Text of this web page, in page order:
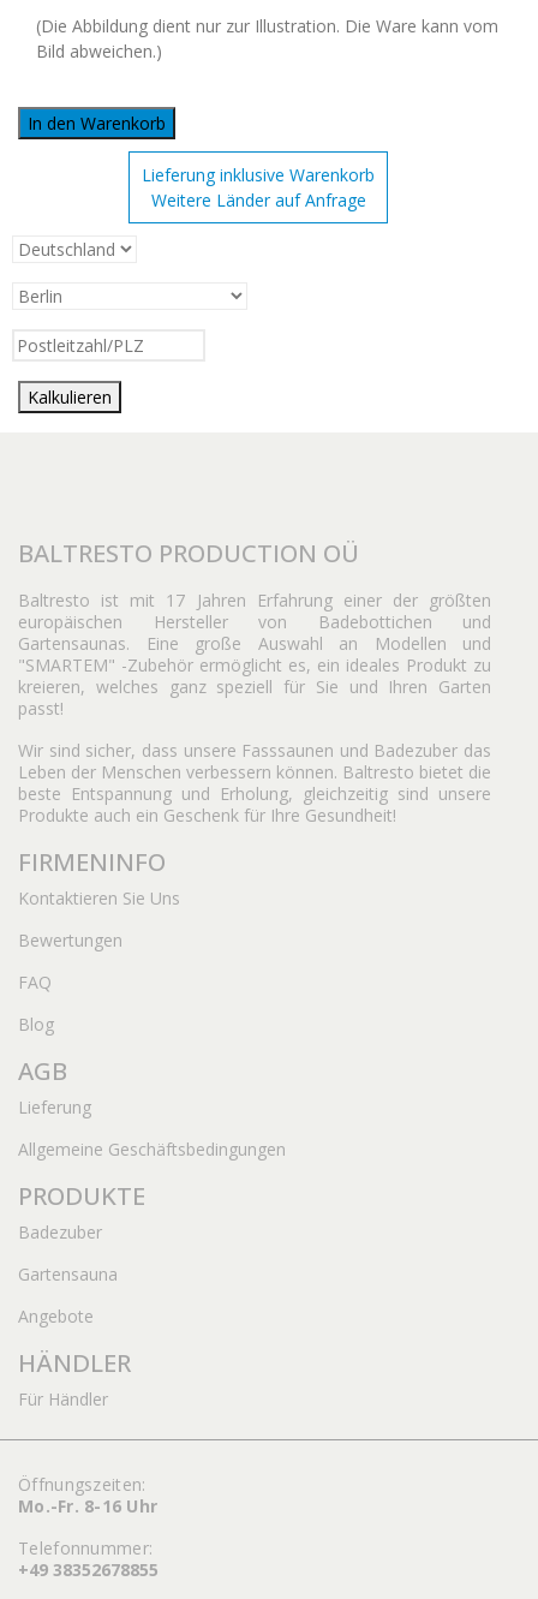
(Die Abbildung dient nur zur Illustration. Die Ware kann vom
Bild abweichen.)
In den Warenkorb
Lieferung inklusive Warenkorb
Weitere Länder auf Anfrage
Kalkulieren
BALTRESTO PRODUCTION OÜ
Baltresto ist mit 17 Jahren Erfahrung einer der größten
europäischen Hersteller von Badebottichen und
Gartensaunas. Eine große Auswahl an Modellen und
"SMARTEM" -Zubehör ermöglicht es, ein ideales Produkt zu
kreieren, welches ganz speziell für Sie und Ihren Garten
passt!
Wir sind sicher, dass unsere Fasssaunen und Badezuber das
Leben der Menschen verbessern können. Baltresto bietet die
beste Entspannung und Erholung, gleichzeitig sind unsere
Produkte auch ein Geschenk für Ihre Gesundheit!
FIRMENINFO
Kontaktieren Sie Uns
Bewertungen
FAQ
Blog
AGB
Lieferung
Allgemeine Geschäftsbedingungen
PRODUKTE
Badezuber
Gartensauna
Angebote
HÄNDLER
Für Händler
Öffnungszeiten:
Mo.-Fr. 8-16 Uhr
Telefonnummer:
+49 38352678855